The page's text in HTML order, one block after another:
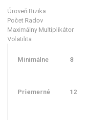
Úroveň Rizika
Počet Radov
Maximálny Multiplikátor
Volatilita
Minimálne 8
Priemerné 12